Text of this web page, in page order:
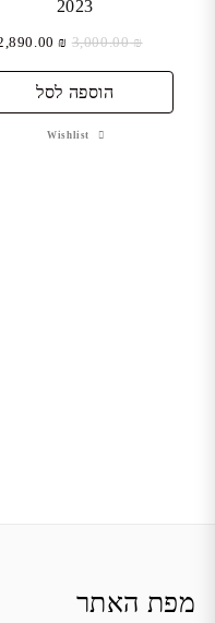
2023
₪
3,000.00
המחיר
היה:
₪ 3,000.00.
₪
2,890.00
הוספה לסל
Wishlist
מפת האתר